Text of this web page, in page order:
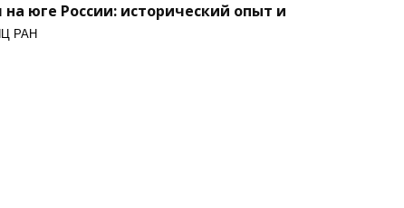
юге России: исторический опыт и
РАН